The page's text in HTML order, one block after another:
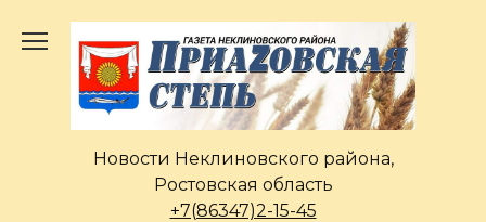
содержанию
Новости Неклиновского района,
Ростовская область
+7(86347)2-15-45